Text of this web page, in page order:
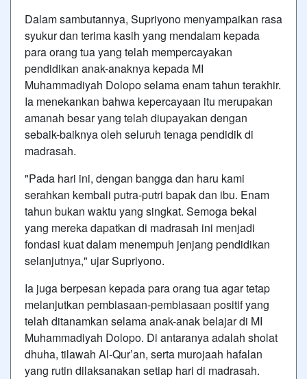
Dalam sambutannya, Supriyono menyampaikan rasa
syukur dan terima kasih yang mendalam kepada
para orang tua yang telah mempercayakan
pendidikan anak-anaknya kepada MI
Muhammadiyah Dolopo selama enam tahun terakhir.
Ia menekankan bahwa kepercayaan itu merupakan
amanah besar yang telah diupayakan dengan
sebaik-baiknya oleh seluruh tenaga pendidik di
madrasah.
"Pada hari ini, dengan bangga dan haru kami
serahkan kembali putra-putri bapak dan ibu. Enam
tahun bukan waktu yang singkat. Semoga bekal
yang mereka dapatkan di madrasah ini menjadi
fondasi kuat dalam menempuh jenjang pendidikan
selanjutnya," ujar Supriyono.
Ia juga berpesan kepada para orang tua agar tetap
melanjutkan pembiasaan-pembiasaan positif yang
telah ditanamkan selama anak-anak belajar di MI
Muhammadiyah Dolopo. Di antaranya adalah sholat
dhuha, tilawah Al-Qur’an, serta murojaah hafalan
yang rutin dilaksanakan setiap hari di madrasah.